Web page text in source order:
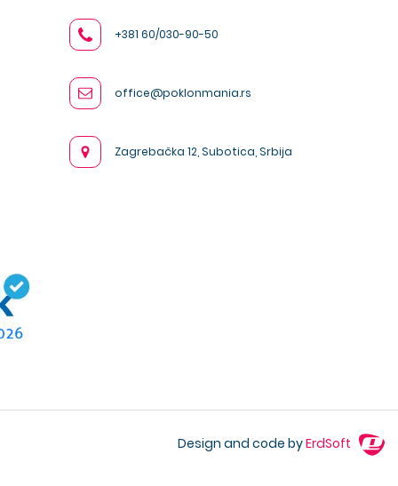
+381 60/030-90-50
office@poklonmania.rs
Zagrebačka 12, Subotica, Srbija
Design and code byErdSoft